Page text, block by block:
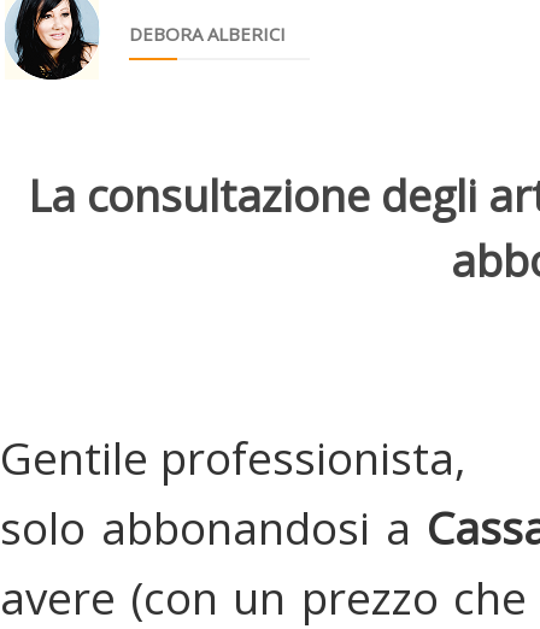
DEBORA ALBERICI
La consultazione degli
Gentile professionista,
solo abbonandosi a
avere (con un prezzo